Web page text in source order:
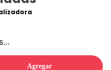
Agregar